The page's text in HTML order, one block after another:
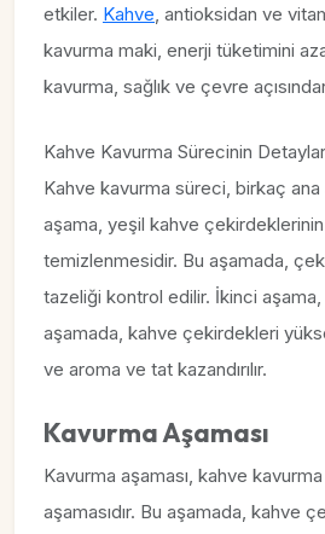
etkiler. Kahve , antioksidan ve
kavurma maki, enerji tüketimini
kavurma, sağlık ve çevre
Kahve Kavurma Sürecinin
Kahve kavurma süreci, birkaç
aşama, yeşil kahve
temizlenmesidir. Bu aşamada,
tazeliği kontrol edilir. İkinci
aşamada, kahve çekirdekleri
ve aroma ve tat kazandırılır.
Kavurma Aşaması
Kavurma aşaması, kahve
aşamasıdır. Bu aşamada, kahve